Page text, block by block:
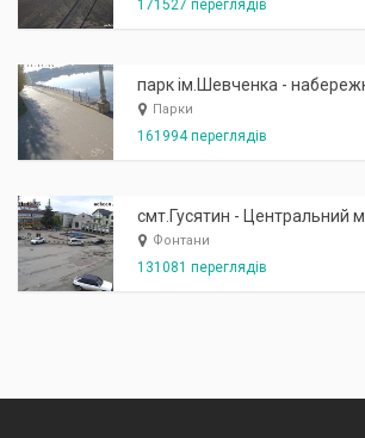
171527 переглядів
Парки
161994 переглядів
Фонтани
131081 переглядів